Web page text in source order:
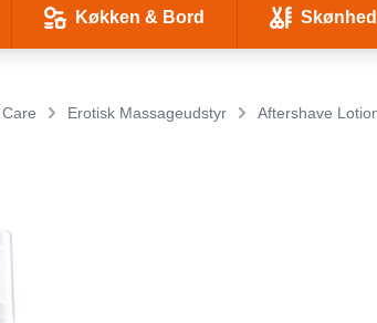
Køkken & Bord
Erotisk Massageudstyr Aftershave